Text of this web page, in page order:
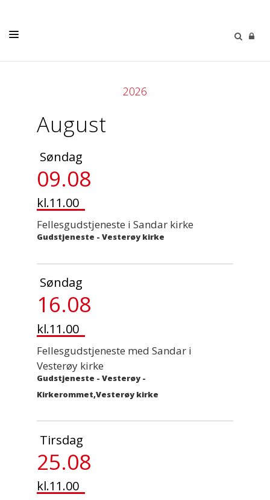
BARN OG UNGDOM
GIVERTJENESTE
2026
August
Søndag
09.08
kl.11.00
Fellesgudstjeneste i Sandar kirke
Gudstjeneste - Vesterøy kirke
Søndag
16.08
kl.11.00
Fellesgudstjeneste med Sandar i
Vesterøy kirke
Gudstjeneste - Vesterøy -
Kirkerommet,Vesterøy kirke
Tirsdag
25.08
kl.11.00